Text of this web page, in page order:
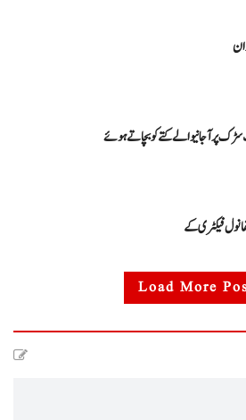
سڑک پرآجانیوالے کتے کوبچاتے ہوئے
فیکٹری کے
Load More